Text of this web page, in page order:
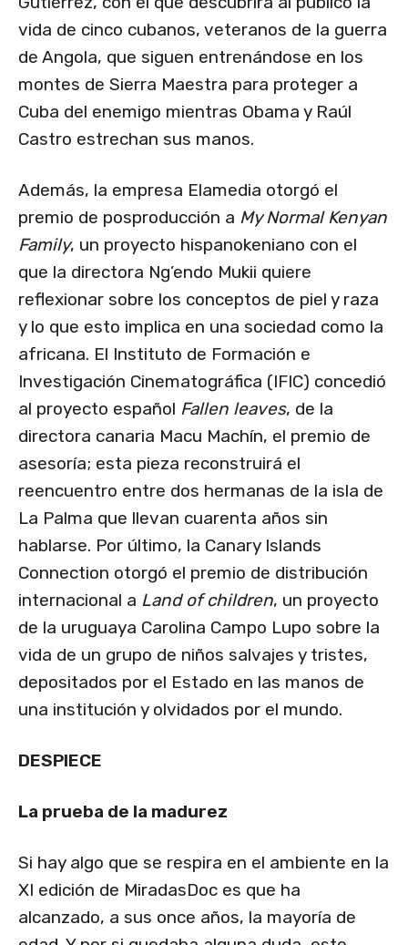
vida de cinco cubanos, veteranos de la guerra
de Angola, que siguen entrenándose en los
montes de Sierra Maestra para proteger a
Cuba del enemigo mientras Obama y Raúl
Castro estrechan sus manos.
Además, la empresa Elamedia otorgó el
premio de posproducción a My Normal Kenyan
Family, un proyecto hispanokeniano con el
que la directora Ng’endo Mukii quiere
reflexionar sobre los conceptos de piel y raza
y lo que esto implica en una sociedad como la
africana. El Instituto de Formación e
Investigación Cinematográfica (IFIC) concedió
al proyecto español Fallen leaves, de la
directora canaria Macu Machín, el premio de
asesoría; esta pieza reconstruirá el
reencuentro entre dos hermanas de la isla de
La Palma que llevan cuarenta años sin
hablarse. Por último, la Canary Islands
Connection otorgó el premio de distribución
internacional a Land of children, un proyecto
de la uruguaya Carolina Campo Lupo sobre la
vida de un grupo de niños salvajes y tristes,
depositados por el Estado en las manos de
una institución y olvidados por el mundo.
DESPIECE
La prueba de la madurez
Si hay algo que se respira en el ambiente en la
XI edición de MiradasDoc es que ha
alcanzado, a sus once años, la mayoría de